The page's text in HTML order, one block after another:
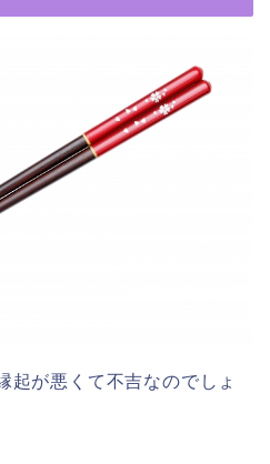
起が悪くて不吉なのでしょ